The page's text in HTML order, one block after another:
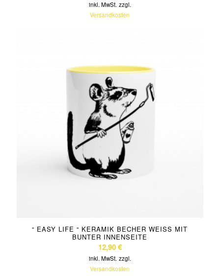
inkl. MwSt. zzgl.
Versandkosten
“ EASY LIFE “ KERAMIK BECHER WEISS MIT B
UNTER INNENSEITE
12,90€
inkl. MwSt. zzgl.
Versandkosten